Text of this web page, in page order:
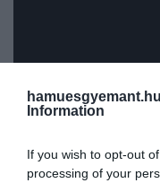
Information
If you wish to opt-out
processing of your